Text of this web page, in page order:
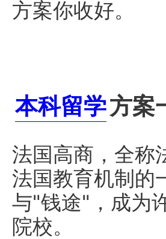
方案你收好。
本科留学方案
法国高商，全称
法国教育机制的
与"钱途"，成为
院校。